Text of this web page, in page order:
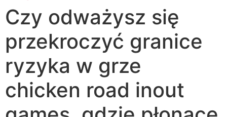
Czy odważysz się
przekroczyć granice
ryzyka w grze
chicken road inout